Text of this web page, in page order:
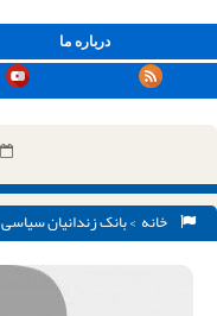
درباره ما
خانه >بانک زندانیان سیاسی